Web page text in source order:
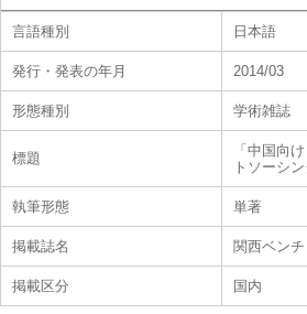
言語種別 日本語
発行・発表の年月 2014/03
形態種別 学術雑誌
標題
「中国向
トソーシ
執筆形態 単著
掲載誌名 関西ベン
掲載区分 国内